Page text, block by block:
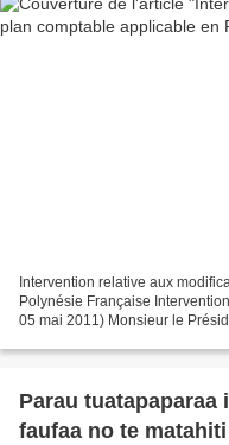
Intervention relative aux
Polynésie Française
05 mai 2011) Monsieur le
Parau tuatapaparaa
faufaa no te matahiti